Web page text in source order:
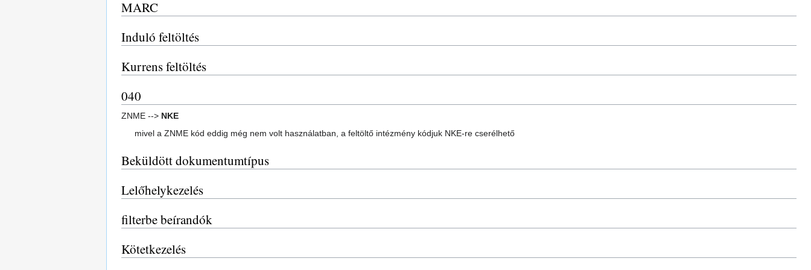
MARC
Induló feltöltés
Kurrens feltöltés
040
ZNME --> NKE
mivel a ZNME kód eddig még nem volt használatban, a feltöltő intézmény kódjuk NKE-re cserélhető
Beküldött dokumentumtípus
Lelőhelykezelés
filterbe beírandók
Kötetkezelés